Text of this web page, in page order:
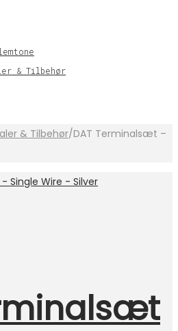
& Tilbehør
& Tilbehør/DAT Terminalsæt –